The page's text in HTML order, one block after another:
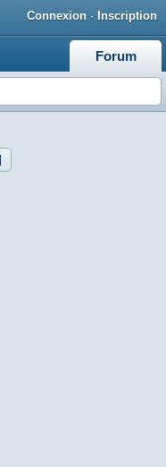
Connexion · Inscription
Forum